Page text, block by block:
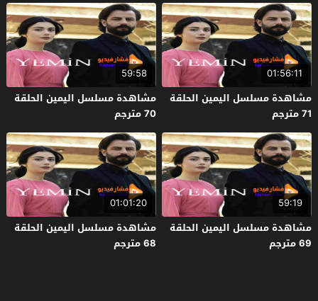
01:56:11
مشاهدة مسلسل اليمين الحلقة
71 مترجم
59:58
مشاهدة مسلسل اليمين الحلقة
70 مترجم
59:19
مشاهدة مسلسل اليمين الحلقة
69 مترجم
01:01:20
مشاهدة مسلسل اليمين الحلقة
68 مترجم